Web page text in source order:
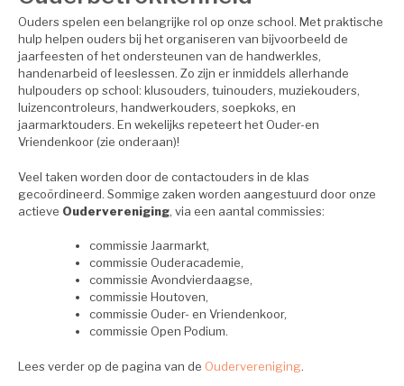
Ouders spelen een belangrijke rol op onze school. Met praktische
hulp helpen ouders bij het organiseren van bijvoorbeeld de
jaarfeesten of het ondersteunen van de handwerkles,
handenarbeid of leeslessen. Zo zijn er inmiddels allerhande
hulpouders op school: klusouders, tuinouders, muziekouders,
luizencontroleurs, handwerkouders, soepkoks, en
jaarmarktouders. En wekelijks repeteert het Ouder-en
Vriendenkoor (zie onderaan)!
Veel taken worden door de contactouders in de klas
gecoördineerd. Sommige zaken worden aangestuurd door onze
actieve Oudervereniging, via een aantal commissies:
commissie Jaarmarkt,
commissie Ouderacademie,
commissie Avondvierdaagse,
commissie Houtoven,
commissie Ouder- en Vriendenkoor,
commissie Open Podium.
Lees verder op de pagina van de Oudervereniging.